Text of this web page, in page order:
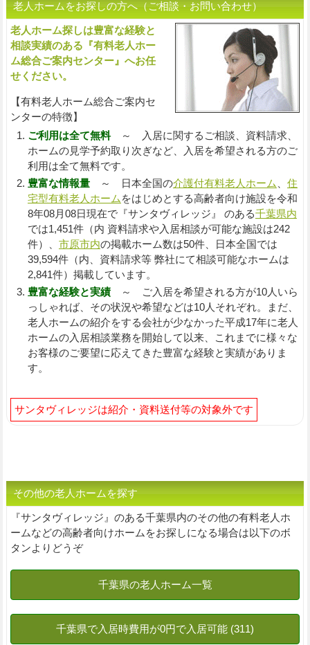
老人ホームをお探しの方へ（ご相談・お問い合わせ）
老人ホーム探しは豊富な経験と
相談実績のある『有料老人ホー
ム総合ご案内センター』へお任
せください。
【有料老人ホーム総合ご案内セ
ンターの特徴】
ご利用は全て無料～ 入居に関するご相談、資料請求、
ホームの見学予約取り次ぎなど、入居を希望される方のご
利用は全て無料です。
豊富な情報量～ 日本全国の介護付有料老人ホーム
住
宅型有料老人ホーム をはじめとする高齢者向け施設を令和
8年08月08日現在で『サンタヴィレッジ』 のある千葉県内
では1,451件（内 資料請求や入居相談が可能な施設は242
件）、 市原市内の掲載ホーム数は50件、日本全国では
39,594件（内、資料請求等 弊社にて相談可能なホームは
2,841件）掲載しています。
豊富な経験と実績～ ご入居を希望される方が10人いら
っしゃれば、その状況や希望などは10人それぞれ。まだ、
老人ホームの紹介をする会社が少なかった平成17年に老人
ホームの入居相談業務を開始して以来、これまでに様々な
お客様のご要望に応えてきた豊富な経験と実績がありま
す。
サンタヴィレッジは紹介・資料送付等の対象外です
その他の老人ホームを探す
『サンタヴィレッジ』のある千葉県内のその他の有料老人ホ
ームなどの高齢者向けホームをお探しになる場合は以下のボ
タンよりどうぞ